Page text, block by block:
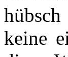
keine